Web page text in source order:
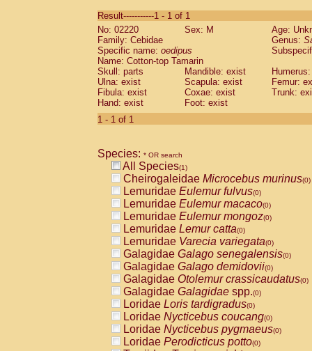
CebidaeSaguinus labiatus(0)
Cebidae Saguinus leucopus (0)
Cebidae
CebidaeSaguinus mystax
Cebidae Saguinus nigricollis (0)
Cebidae Saguinus oedipus
Cebidae Saguinus weddelli
Cebidae Saguinusspp.
Cebidae
CebidaeCebus capucinus
CebidaeCebus nigrivittatus
CebidaeCebus spp.(0)
CebidaeSaimiri boliviensis(0)
CebidaeSaimiri sciureus(0)
AtelidaeAlouatta caraya(0)
AtelidaeAlouatta fusca(0)
AtelidaeAlouatta seniculus(0)
AtelidaeAlouattaspp.(0)
AtelidaeAteles belzebuth(0)
AtelidaeAteles geoffroyi(0)
AtelidaeAteles paniscus(0)
AtelidaeAtelesspp.(0)
AtelidaeLagothrix lagothricha(0)
AtelidaeLagothrix lagothricha cana
PitheciidaeCacajao calvus
Result-----------1 - 1 of 1
No: 02220
Sex: M
Age:
Family: Cebidae
Genus:
Specific name: oedipus
Name: Cotton-top Tamarin
Skull: parts
Mandible: exist
Ulna: exist
Scapula: exist
Femur:
Fibula: exist
Coxae: exist
Trunk:
Hand: exist
Foot: exist
1 - 1 of 1
Species: * OR search
All Species(1)
Cheirogaleidae Microcebus murinus(0)
Lemuridae Eulemur fulvus(0)
Lemuridae Eulemur macaco(0)
Lemuridae Eulemur mongoz(0)
Lemuridae Lemur catta(0)
Lemuridae Varecia variegata(0)
Galagidae Galago senegalensis(0)
Galagidae Galago demidovii(0)
Galagidae Otolemur crassicaudatus(0)
Galagidae Galagidae spp.(0)
Loridae Loris tardigradus(0)
Loridae Nycticebus coucang(0)
Loridae Nycticebus pygmaeus(0)
Loridae Perodicticus potto(0)